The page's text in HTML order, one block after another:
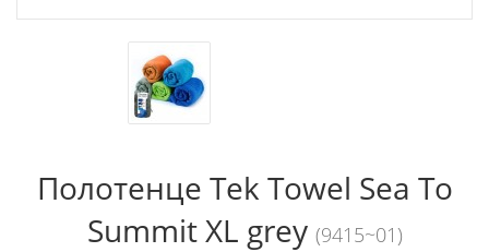
Полотенце Tek Towel Sea To
Summit XL grey (9415~01)